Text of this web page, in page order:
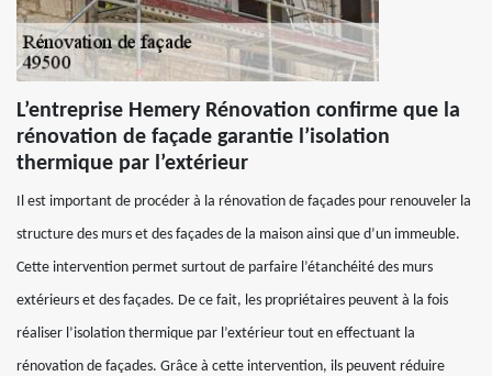
L’entreprise Hemery Rénovation confirme que la
rénovation de façade garantie l’isolation
thermique par l’extérieur
Il est important de procéder à la rénovation de façades pour renouveler la
structure des murs et des façades de la maison ainsi que d’un immeuble.
Cette intervention permet surtout de parfaire l’étanchéité des murs
extérieurs et des façades. De ce fait, les propriétaires peuvent à la fois
réaliser l’isolation thermique par l’extérieur tout en effectuant la
rénovation de façades. Grâce à cette intervention, ils peuvent réduire